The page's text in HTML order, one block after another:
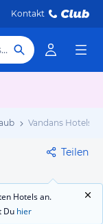
Kontakt
Hotel, Reiseziel
Vandans Hotels
Teilen
Hotels an.
Du hier